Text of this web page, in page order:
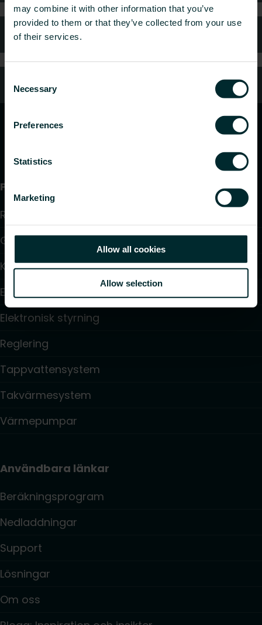
may combine it with other information that you’ve
provided to them or that they’ve collected from your use
of their services.
Selection
Necessary
Preferences
Statistics
Marketing
Allow all cookies
Allow selection
Kundtjänst
Vanliga frågor
Produkter
Radiatorer
Golvvärme och golvkylning
Konvektorer och fläktkonvektorer
Elektrisk uppvärmning
Elektronisk styrning
Reglering
Tappvattensystem
Takvärmesystem
Värmepumpar
Användbara länkar
Beräkningsprogram
Nedladdningar
Support
Lösningar
Om oss